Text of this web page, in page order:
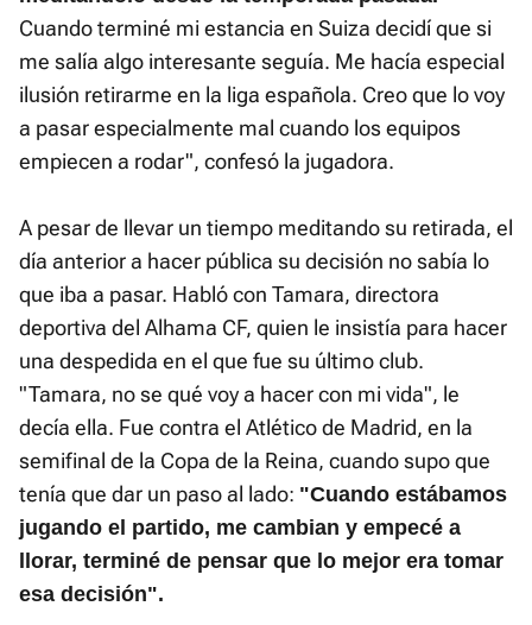
Cuando terminé mi estancia en Suiza decidí que si
me salía algo interesante seguía. Me hacía especial
ilusión retirarme en la liga española. Creo que lo voy
a pasar especialmente mal cuando los equipos
empiecen a rodar", confesó la jugadora.
A pesar de llevar un tiempo meditando su retirada, el
día anterior a hacer pública su decisión no sabía lo
que iba a pasar. Habló con Tamara, directora
deportiva del Alhama CF, quien le insistía para hacer
una despedida en el que fue su último club.
"Tamara, no se qué voy a hacer con mi vida", le
decía ella. Fue contra el Atlético de Madrid, en la
semifinal de la Copa de la Reina, cuando supo que
tenía que dar un paso al lado: "Cuando estábamos
jugando el partido, me cambian y empecé a
llorar, terminé de pensar que lo mejor era tomar
esa decisión".